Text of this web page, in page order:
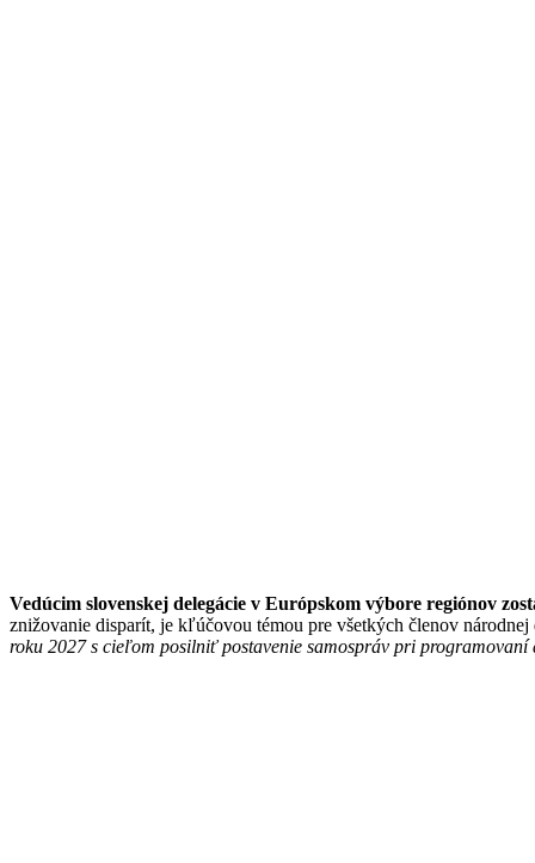
Vedúcim slovenskej delegácie v Európskom výbore regiónov
znižovanie disparít, je kľúčovou témou pre všetkých členov národnej
roku 2027 s cieľom posilniť postavenie samospráv pri programovaní